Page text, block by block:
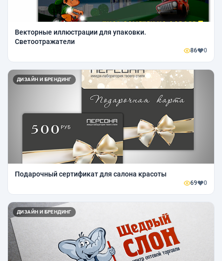
Векторные иллюстрации для упаковки.
Светоотражатели
86 0
ДИЗАЙН И БРЕНДИНГ
Подарочный сертификат для салона красоты
69 0
ДИЗАЙН И БРЕНДИНГ